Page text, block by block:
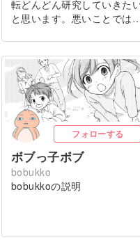
転どんどん研究していきた
と思います。悪いことでは
フォローする
ボブっ子ボブ
bobukko
bobukkoの説明